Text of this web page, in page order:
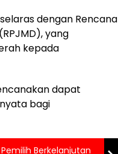
dengan Rencana
yang
kepada
dapat
bagi
Pemilih Berkelanjutan